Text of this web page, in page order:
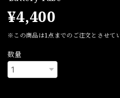
¥4,400
※この商品は1点までのご注文とさせて
数量